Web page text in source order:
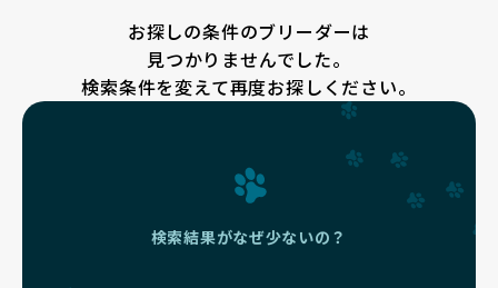
お探しの条件のブリーダーは
見つかりませんでした。
検索条件を変えて再度お探しください。
検索結果がなぜ少ないの？